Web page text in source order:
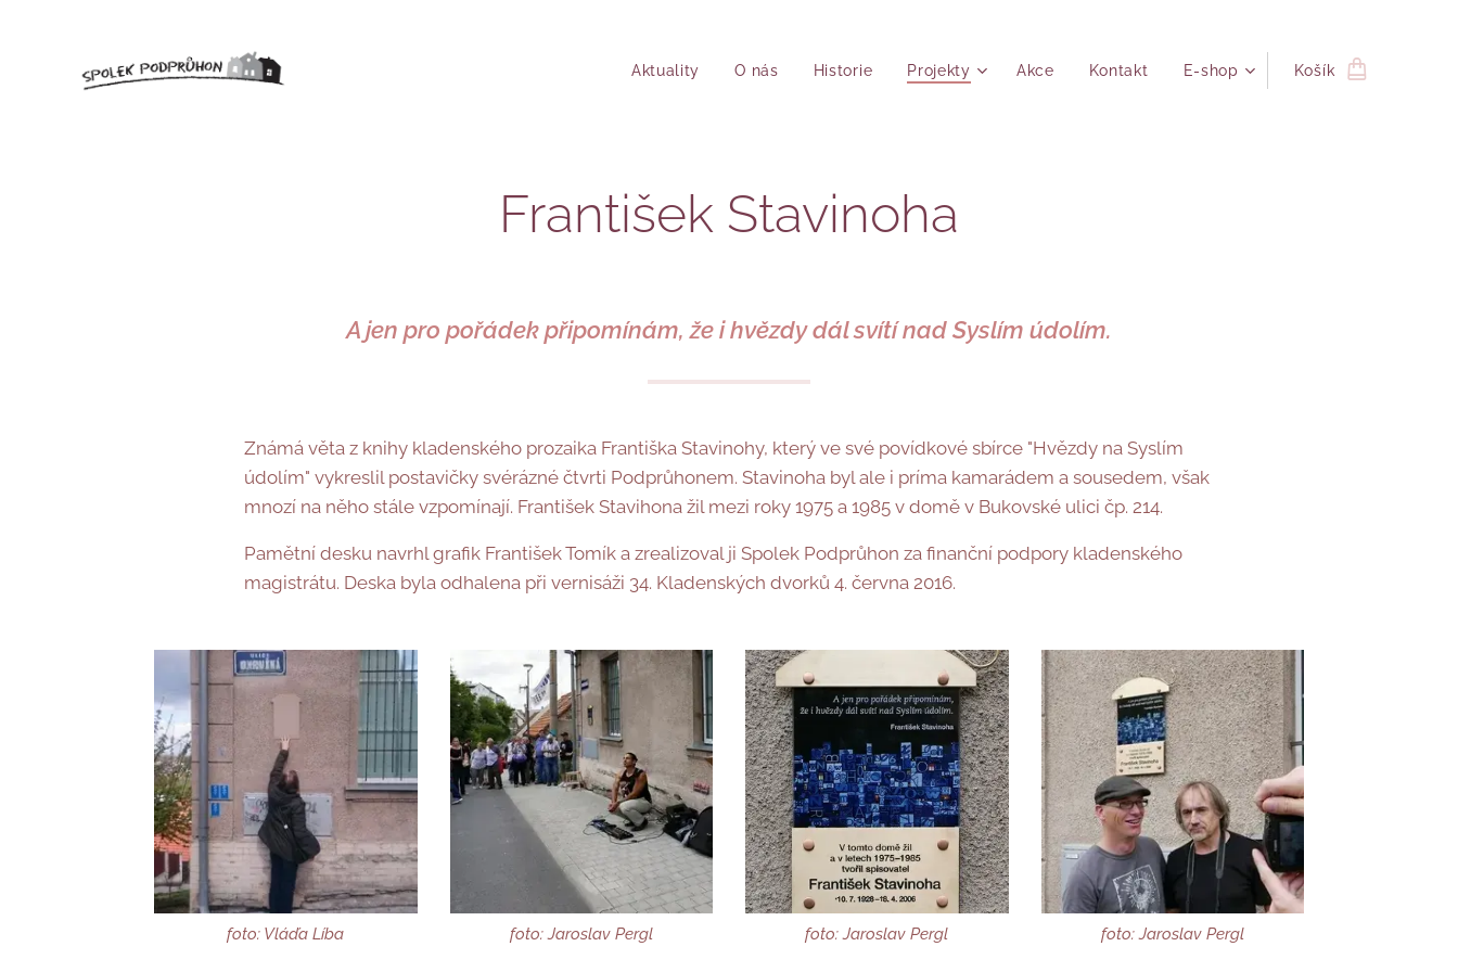
Aktuality O nás Historie Projekty Akce Kontakt E-shop Košík
František Stavinoha
A jen pro pořádek připomínám, že i hvězdy dál svítí nad Syslím údolím.
Známá věta z knihy kladenského prozaika Františka Stavinohy, který ve své povídkové sbírce "Hvězdy na Syslím
údolím" vykreslil postavičky svérázné čtvrti Podprůhonem. Stavinoha byl ale i príma kamarádem a sousedem, však
mnozí na něho stále vzpomínají. František Stavihona žil mezi roky 1975 a 1985 v domě v Bukovské ulici čp. 214.
Pamětní desku navrhl grafik František Tomík a zrealizoval ji Spolek Podprůhon za finanční podpory kladenského
magistrátu. Deska byla odhalena při vernisáži 34. Kladenských dvorků 4. června 2016.
foto: Vláďa Líba foto: Jaroslav Pergl foto: Jaroslav Pergl foto: Jaroslav Pergl